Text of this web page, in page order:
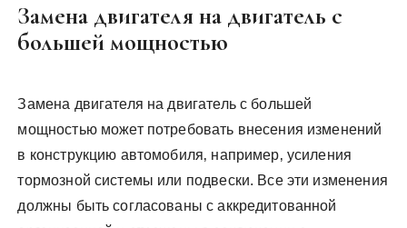
Замена двигателя на двигатель с
большей мощностью
Замена двигателя на двигатель с большей
мощностью может потребовать внесения изменений
в конструкцию автомобиля‚ например‚ усиления
тормозной системы или подвески. Все эти изменения
должны быть согласованы с аккредитованной